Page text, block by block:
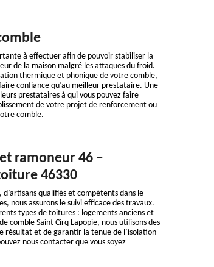
à effectuer afin de pouvoir stabiliser la
de la maison malgré les attaques du froid.
thermique et phonique de votre comble,
confiance qu’au meilleur prestataire. Une
prestataires à qui vous pouvez faire
de votre projet de renforcement ou
comble.
ramoneur 46 –
46330
qualifiés et compétents dans le
nous assurons le suivi efficace des travaux.
types de toitures : logements anciens et
comble Saint Cirq Lapopie, nous utilisons des
résultat et de garantir la tenue de l’isolation
nous contacter que vous soyez